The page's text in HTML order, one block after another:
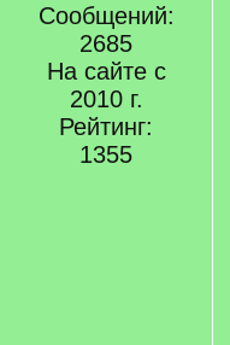
Сообщений:
2685
На сайте с
2010 г.
Рейтинг:
1355